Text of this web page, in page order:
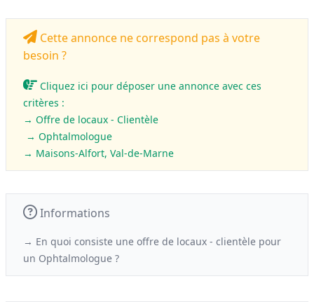
Cette annonce ne correspond pas à votre
besoin ?
Cliquez ici pour déposer une annonce avec ces
critères :
→ Offre de locaux - Clientèle
→ Ophtalmologue
→ Maisons-Alfort, Val-de-Marne
Informations
→ En quoi consiste une offre de locaux - clientèle pour
un Ophtalmologue ?